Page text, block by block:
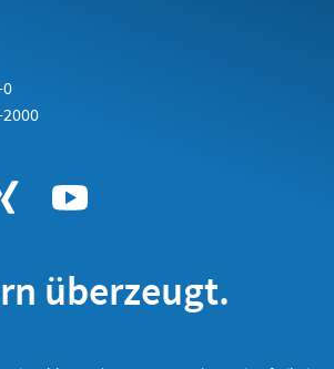
überzeugt.